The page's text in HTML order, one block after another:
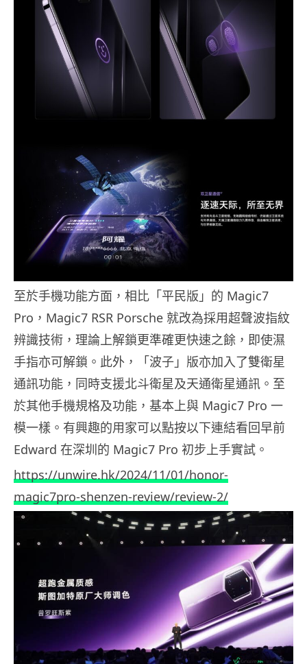
至於手機功能方面，相比「平民版」的 Magic7
Pro，Magic7 RSR Porsche 就改為採用超聲波指紋
辨識技術，理論上解鎖更準確更快速之餘，即使濕
手指亦可解鎖。此外，「波子」版亦加入了雙衛星
通訊功能，同時支援北斗衛星及天通衛星通訊。至
於其他手機規格及功能，基本上與 Magic7 Pro 一
模一樣。有興趣的用家可以點按以下連結看回早前
Edward 在深圳的 Magic7 Pro 初步上手實試。
https://unwire.hk/2024/11/01/honor-
magic7pro-shenzen-review/review-2/